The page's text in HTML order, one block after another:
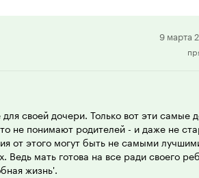
9 марта
своей дочери. Только вот эти самые
не понимают родителей - и даже не
от этого могут быть не самыми
мать готова на все ради своего
жизнь'.